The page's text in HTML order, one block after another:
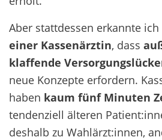
Aber stattdessen erkannte
einer Kassenärztin, dass
klaffende
neue Konzepte erfordern.
haben kaum fünf Minuten
tendenziell älteren
deshalb zu Wahlärzt:innen,